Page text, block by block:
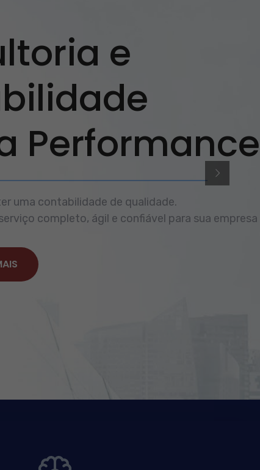
e
Performance
uma contabilidade de qualidade.
completo, ágil e confiável para sua empresa